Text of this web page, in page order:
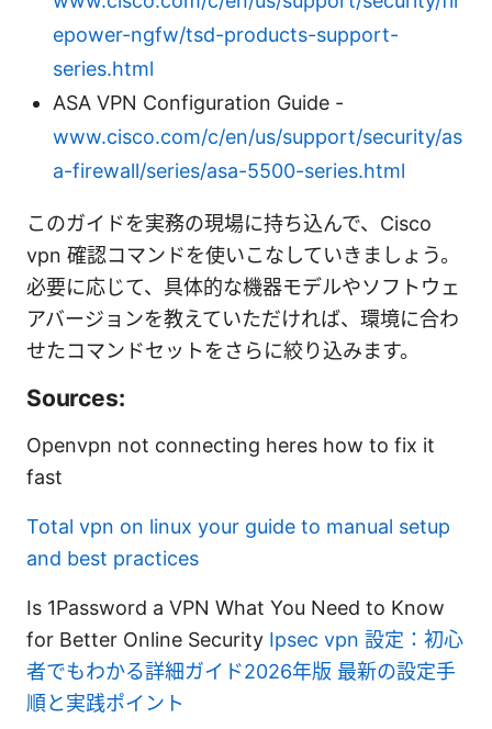
epower-ngfw/tsd-products-support-
series.html
ASA VPN Configuration Guide -
www.cisco.com/c/en/us/support/security/as
a-firewall/series/asa-5500-series.html
このガイドを実務の現場に持ち込んで、Cisco
vpn 確認コマンドを使いこなしていきましょう。
必要に応じて、具体的な機器モデルやソフトウェ
アバージョンを教えていただければ、環境に合わ
せたコマンドセットをさらに絞り込みます。
Sources:
Openvpn not connecting heres how to fix it
fast
Total vpn on linux your guide to manual setup
and best practices
Is 1Password a VPN What You Need to Know
for Better Online Security Ipsec vpn 設定：初心
者でもわかる詳細ガイド2026年版 最新の設定手
順と実践ポイント